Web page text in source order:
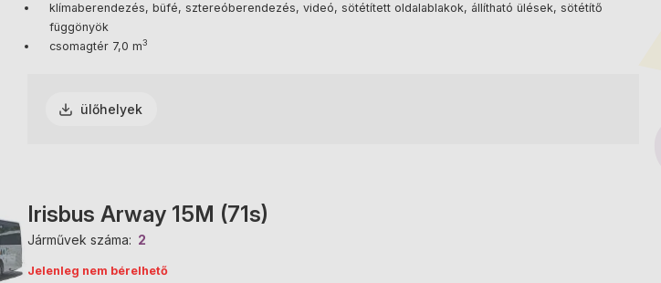
klímaberendezés, büfé, sztereóberendezés, videó, sötétített oldalablakok, állítható ülések, sötétítő
függönyök
csomagtér 7,0 m3
ülőhelyek
Irisbus Arway 15M (71s)
Járművek száma 2
Jelenleg nem bérelhető